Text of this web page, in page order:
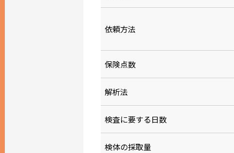
依頼方法
保険点数
解析法
検査に要する日数
検体の採取量